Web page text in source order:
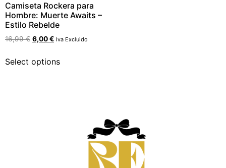
Camiseta Rockera para
Hombre: Muerte Awaits –
Estilo Rebelde
16,99€ 6,00€ Iva Excluido
Select options